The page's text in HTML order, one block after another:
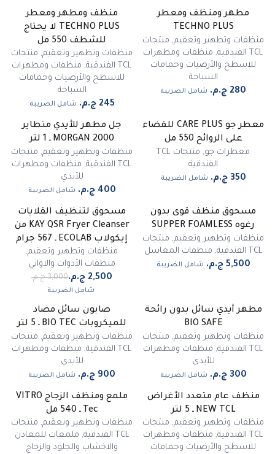
مطهر ومنظف ومعطر
TECHNO PLUS
منظفات وتطهير وتعقيم, منتجات
TCL الفندقية
, منظفات ومطهرات
للاسطح والأرضيات وحمامات
السباحة
شامل الضريبة
منظف ومطهر ومعطر
TECHNO PLUS لا يحتاج
للشطف 550 مل
منظفات وتطهير وتعقيم, منتجات
TCL الفندقية
, منظفات ومطهرات
للاسطح والأرضيات وحمامات
السباحة
شامل الضريبة
معطر جو CARE PLUS للقضاء
على الروائح 550 مل
معطرات جو,
منتجات TCL
الفندقية
شامل الضريبة
جل مطهر للأيدي متطاير
MORGAN 2000 ـ 1 لتر
منظفات وتطهير وتعقيم, منتجات
TCL الفندقية
, منظفات ومطهرات
للأيدي
شامل الضريبة
مسحوق منظف قوى بدون
رغوه SUPPER FOAMLESS
منظفات وتطهير وتعقيم, منتجات
TCL الفندقية
, منظفات المغاسل
شامل الضريبة
مسحوق لتنظيف القلايات
KAY QSR Fryer Cleanser من
إيكولاب ECOLAB ـ 567 جرام
منظفات وتطهير وتعقيم,
منظفات الأدوات والاواني
شامل الضريبة
غير متوفر
مطهر أيدي سائل بدون رائحة
BIO SAFE
منظفات وتطهير وتعقيم, منتجات
TCL الفندقية
, منظفات ومطهرات
للأيدي
شامل الضريبة
صابون سائل مضاد
للميكروبات BIO TEC ـ 5 لتر
منظفات وتطهير وتعقيم, منتجات
TCL الفندقية
, منظفات ومطهرات
للأيدي
شامل الضريبة
منظف عام متعدد الأغراض
NEW TCL ـ 5 لتر
منظفات وتطهير وتعقيم, منتجات
TCL الفندقية
, منظفات ومطهرات
للاسطح والأرضيات وحمامات
ملمع ومنظف الزجاج VITRO
Tec ـ 540 مل
منظفات وتطهير وتعقيم, منتجات
TCL الفندقية
, ملمعات للمعادن
والاخشاب والجلود والزجاج